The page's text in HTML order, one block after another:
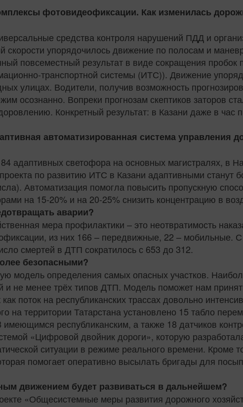
фотовидеофиксации. Как изменилась
средства контроля нарушений ПДД и
упорядочилось движение по полосам и
повсеместный результат в виде сокращения пробок
транспортной системы (ИТС)). Движение
улицах. Водители, получив возможность
осознанно. Вопреки прогнозам скептиков заторов
Конкретный результат: в Казани даже в час
автоматизированная система
адаптивных светофора на основных магистралях, в
по развитию ИТС в Казани адаптивными станут
Автоматизация помогла повысить пропускную
на 15-20% и на 20-25% снизить концентрацию в
аварии?
мера профилактики – это неотвратимость
из них 166 – передвижные, 22 – мобильные.
смертей в ДТП сократилось с 653 до 312.
безопасными?
модель определения самых опасных участков.
и не менее трёх типов ДТП. Модель поможет нам
поток на республиканских трассах довольно
на территории Татарстана установлено 15 табло
республиканским, а также 18 датчиков
«Цифровой двойник дороги», которую
ситуации в режиме реального времени. Кроме
помогает оперативно высылать бригады для
движением будет развиваться в дальнейшем?
«Общесистемные меры развития дорожного